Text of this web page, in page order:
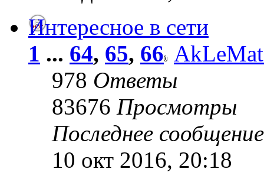
Интересное в сети
1 ... 64, 65, 66
978 Ответы
83676 Просмотры
Последнее
10 окт 2016, 20:18